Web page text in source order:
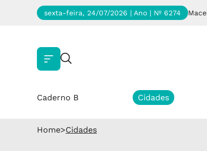
sexta-feira, 24/07/2026 | Ano | Nº 6274
Caderno B Cidades
Home>Cidades